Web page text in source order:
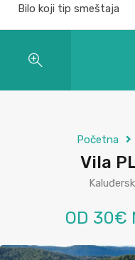
Bilo koji tip smeštaja
Početna
Vila
OD 30€